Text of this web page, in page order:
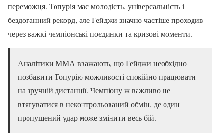
переможця. Топурія має молодість, універсальність і
бездоганний рекорд, але Гейджи значно частіше проходив
через важкі чемпіонські поєдинки та кризові моменти.
Аналітики ММА вважають, що Гейджи необхідно
позбавити Топурію можливості спокійно працювати
на зручній дистанції. Чемпіону ж важливо не
втягуватися в неконтрольований обмін, де один
пропущений удар може змінити весь бій.